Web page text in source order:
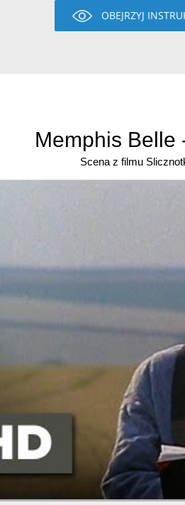
OBEJRZYJ
Memphis Belle
Scena z filmu